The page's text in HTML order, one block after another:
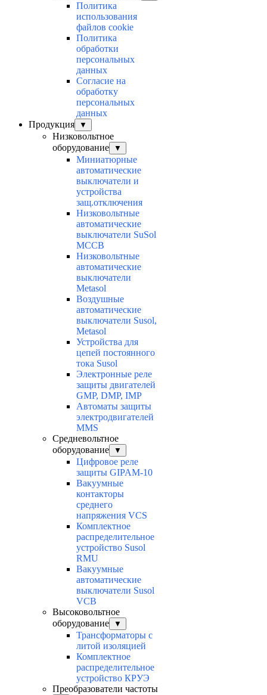
Политика
использования
файлов cookie
Политика
обработки
персональных
данных
Согласие на
обработку
персональных
данных
Продукция
▼
Низковольтное
оборудование
▼
Миниатюрные
автоматические
выключатели и
устройства
защ.отключения
Низковольтные
автоматические
выключатели SuSol
MCCB
Низковольтные
автоматические
выключатели
Metasol
Воздушные
автоматические
выключатели Susol,
Metasol
Устройства для
цепей постоянного
тока Susol
Электронные реле
защиты двигателей
GMP, DMP, IMP
Автоматы защиты
электродвигателей
MMS
Средневольтное
оборудование
▼
Цифровое реле
защиты GIPAM-10
Вакуумные
контакторы
среднего
напряжения VCS
Комплектное
распределительное
устройство Susol
RMU
Вакуумные
автоматические
выключатели Susol
VCB
Высоковольтное
оборудование
▼
Трансформаторы с
литой изоляцией
Комплектное
распределительное
устройство КРУЭ
Преобразователи частоты